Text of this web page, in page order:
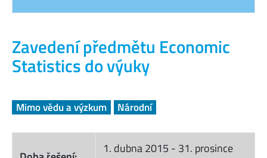
Zavedení předmětu Economic
Statistics do výuky
Mimo vědu a výzkum Národní
1. dubna 2015 - 31. prosince